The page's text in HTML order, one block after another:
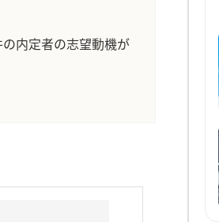
内定者の志望動機が